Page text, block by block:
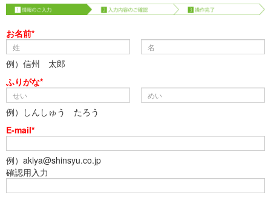
お名前*
例）信州 太郎
ふりがな*
例）しんしゅう たろう
E-mail*
例）akiya@shinsyu.co.jp
確認用入力